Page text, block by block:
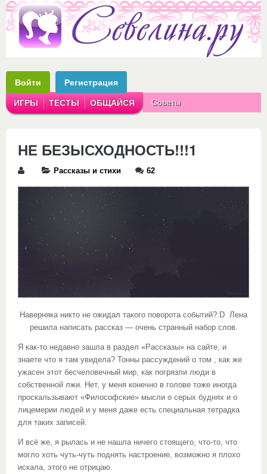
Войти Регистрация
ИГРЫ ТЕСТЫ ОБЩАЙСЯ Советы
НЕ БЕЗЫСХОДНОСТЬ!!!1
Рассказы и стихи 62
Наверняка никто не ожидал такого поворота событий?:D Лена
решила написать рассказ — очень странный набор слов.
Я как-то недавно зашла в раздел «Рассказы» на сайте, и
знаете что я там увидела? Тонны рассуждений о том , как же
ужасен этот бесчеловечный мир, как погрязли люди в
собственной лжи. Нет, у меня конечно в голове тоже иногда
проскальзывают «Философские» мысли о серых буднях и о
лицемерии людей и у меня даже есть специальная тетрадка
для таких записей.
И всё же, я рылась и не нашла ничего стоящего, что-то, что
могло хоть чуть-чуть поднять настроение, возможно я плохо
искала, этого не отрицаю.